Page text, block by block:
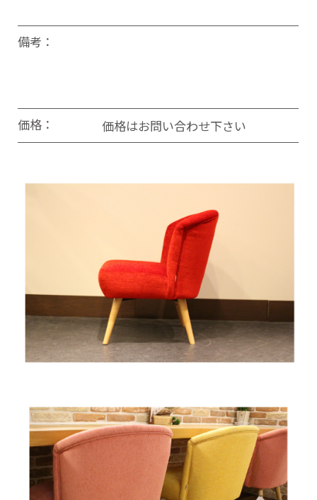
備考：
価格： 価格はお問い合わせ下さい